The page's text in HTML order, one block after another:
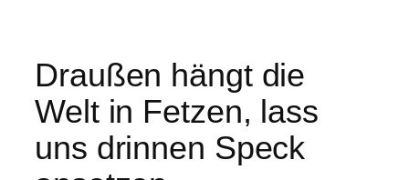
Draußen hängt die
Welt in Fetzen, lass
uns drinnen Speck